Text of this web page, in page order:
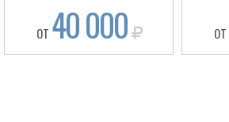
ОТ 40 000 ОТ